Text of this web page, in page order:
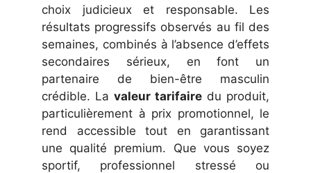
choix judicieux et responsable. Les
résultats progressifs observés au fil des
semaines, combinés à l’absence d’effets
secondaires sérieux, en font un
partenaire de bien-être masculin
crédible. La valeur tarifaire du produit,
particulièrement à prix promotionnel, le
rend accessible tout en garantissant
une qualité premium. Que vous soyez
sportif, professionnel stressé ou